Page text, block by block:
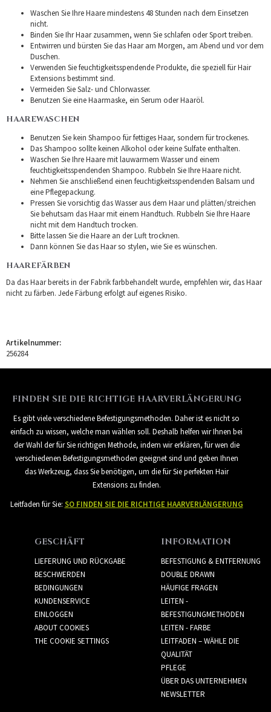
Waschen Sie Ihre Haare mindestens 48 Stunden nach dem Einsetzen
nicht.
Binden Sie Ihr Haar zusammen, wenn Sie schlafen oder Sport treiben.
Entwirren und bürsten Sie das Haar am Morgen, am Abend und vor dem
Duschen.
Verwenden Sie feuchtigkeitsspendende Produkte, die speziell für Hair
Extensions bestimmt sind.
Vermeiden Sie Salz- und Chlorwasser.
Benutzen Sie eine Haarmaske, ein Serum oder Haaröl.
HAAREWASCHEN
Benutzen Sie kein Shampoo für fettiges Haar, sondern für trockenes.
Das Shampoo sollte keinen Alkohol oder keine Sulfate enthalten.
Waschen Sie Ihre Haare mit lauwarmem Wasser und einem
feuchtigkeitsspendenden Shampoo. Rubbeln Sie Ihre Haare nicht.
Nehmen Sie anschließend einen feuchtigkeitsspendenden Balsam und
eine Pflegepackung.
Pressen Sie vorsichtig das Wasser aus dem Haar und plätten/streichen
Sie behutsam das Haar mit einem Handtuch. Rubbeln Sie Ihre Haare
nicht mit dem Handtuch trocken.
Bitte lassen Sie die Haare an der Luft trocknen.
Dann können Sie das Haar so stylen, wie Sie es wünschen.
HAAREFÄRBEN
Da das Haar bereits in der Fabrik farbbehandelt wurde, empfehlen wir, das Haar
nicht zu färben. Jede Färbung erfolgt auf eigenes Risiko.
Artikelnummer:
256284
FINDEN SIE DIE RICHTIGE HAARVERLÄNGERUNG
Es gibt viele verschiedene Befestigungsmethoden. Daher ist es nicht so
einfach zu wissen, welche man wählen soll. Deshalb helfen wir Ihnen bei
der Wahl der für Sie richtigen Methode, indem wir erklären, für wen die
verschiedenen Befestigungsmethoden geeignet sind und geben Ihnen
das Werkzeug, dass Sie benötigen, um die für Sie perfekten Hair
Extensions zu finden.
Leitfaden für Sie: SO FINDEN SIE DIE RICHTIGE HAARVERLÄNGERUNG
GESCHÄFT
LIEFERUNG UND RÜCKGABE
BESCHWERDEN
BEDINGUNGEN
KUNDENSERVICE
EINLOGGEN
ABOUT COOKIES
THE COOKIE SETTINGS
INFORMATION
BEFESTIGUNG & ENTFERNUNG
DOUBLE DRAWN
HÄUFIGE FRAGEN
LEITEN -
BEFESTIGUNGMETHODEN
LEITEN - FARBE
LEITFADEN – WÄHLE DIE
QUALITÄT
PFLEGE
ÜBER DAS UNTERNEHMEN
NEWSLETTER